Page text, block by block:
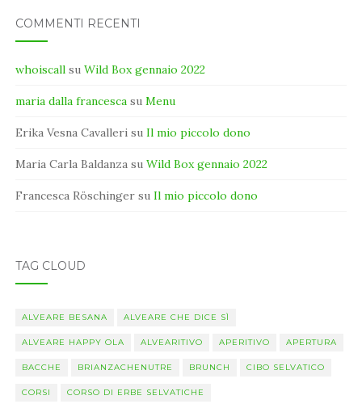
COMMENTI RECENTI
whoiscall suWild Box gennaio 2022
maria dalla francesca suMenu
Erika Vesna Cavalleri suIl mio piccolo dono
Maria Carla Baldanza suWild Box gennaio 2022
Francesca Röschinger suIl mio piccolo dono
TAG CLOUD
ALVEARE BESANA ALVEARE CHE DICE SÌ
ALVEARE HAPPY OLA ALVEARITIVO APERITIVO APERTURA
BACCHE BRIANZACHENUTRE BRUNCH CIBO SELVATICO
CORSI CORSO DI ERBE SELVATICHE